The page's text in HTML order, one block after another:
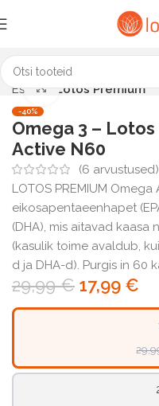
Esileht Lotos Premium
-40%
Click to enlarge
Omega 3 –
Active N60
(6 arvustused)
LOTOS PREMIUM
eikosapentaeenhapet
(DHA), mis aitavad
(kasulik toime avaldub,
d ja DHA-d). Purgis in 60
29,99€ 17,99 €